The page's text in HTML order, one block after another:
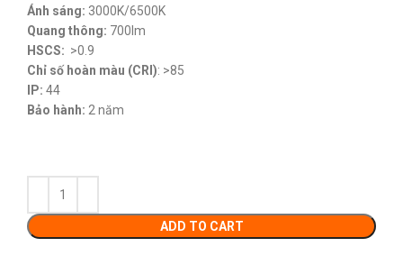
Ánh sáng: 3000K/6500K
Quang thông: 700lm
HSCS: >0.9
Chỉ số hoàn màu (CRI): >85
IP: 44
Bảo hành: 2 năm
ADD TO CART